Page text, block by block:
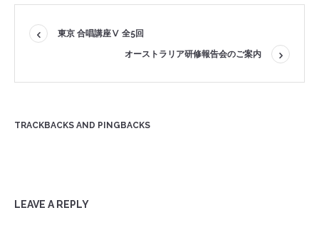
東京 合唱講座Ⅴ 全5回
オーストラリア研修報告会のご案内
TRACKBACKS AND PINGBACKS
LEAVE A REPLY